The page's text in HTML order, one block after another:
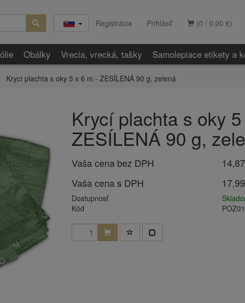
(0 / 0,00 €)
Registrácia Prihlásiť
Obálky Vrecia, vrecká, tašky Samolepiace etikety a
Krycí plachta s oky 5 x 6 m - ZESÍLENÁ 90 g, zelená
Krycí plachta s oky
ZESÍLENÁ 90 g,
Vaša cena bez DPH
Vaša cena s DPH
Dostupnosť
Kód